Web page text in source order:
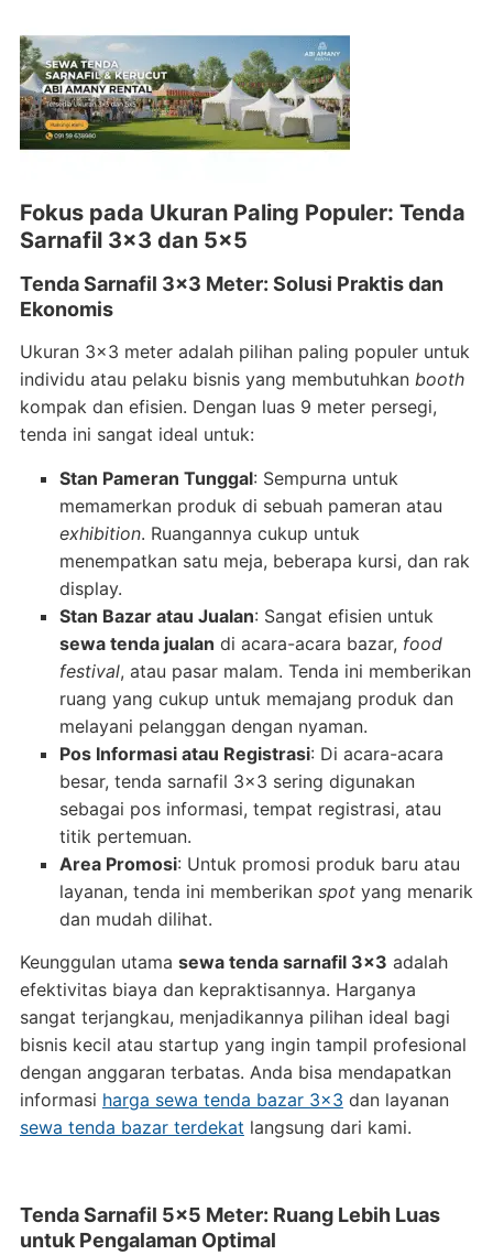
Fokus pada Ukuran Paling Populer: Tenda
Sarnafil 3×3 dan 5×5
Tenda Sarnafil 3×3 Meter: Solusi Praktis dan
Ekonomis
Ukuran 3×3 meter adalah pilihan paling populer untuk
individu atau pelaku bisnis yang membutuhkan booth
kompak dan efisien. Dengan luas 9 meter persegi,
tenda ini sangat ideal untuk:
Stan Pameran Tunggal: Sempurna untuk
memamerkan produk di sebuah pameran atau
exhibition. Ruangannya cukup untuk
menempatkan satu meja, beberapa kursi, dan rak
display.
Stan Bazar atau Jualan: Sangat efisien untuk
sewa tenda jualan di acara-acara bazar, food
festival, atau pasar malam. Tenda ini memberikan
ruang yang cukup untuk memajang produk dan
melayani pelanggan dengan nyaman.
Pos Informasi atau Registrasi: Di acara-acara
besar, tenda sarnafil 3×3 sering digunakan
sebagai pos informasi, tempat registrasi, atau
titik pertemuan.
Area Promosi: Untuk promosi produk baru atau
layanan, tenda ini memberikan spotyang menarik
dan mudah dilihat.
Keunggulan utama sewa tenda sarnafil 3×3 adalah
efektivitas biaya dan kepraktisannya. Harganya
sangat terjangkau, menjadikannya pilihan ideal bagi
bisnis kecil atau startup yang ingin tampil profesional
dengan anggaran terbatas. Anda bisa mendapatkan
informasi harga sewa tenda bazar 3×3 dan layanan
sewa tenda bazar terdekat langsung dari kami.
Tenda Sarnafil 5×5 Meter: Ruang Lebih Luas
untuk Pengalaman Optimal